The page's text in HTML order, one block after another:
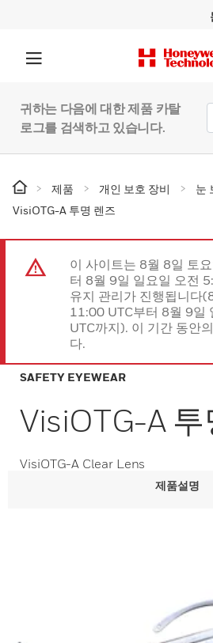
귀하는 다음에 대한 제품 카탈
로그를 검색하고 있습니다.
제품 개인 보호 장비 눈
VisiOTG-A 투명 렌즈
이 사이트는 8월 8일 토
터 8월 9일 일요일 오전
유지 관리가 진행됩니다
11:00 UTC부터 8월 9일
UTC까지). 이 기간 동안
다.
SAFETY EYEWEAR
VisiOTG-A 투
VisiOTG-A Clear Lens
제품설명